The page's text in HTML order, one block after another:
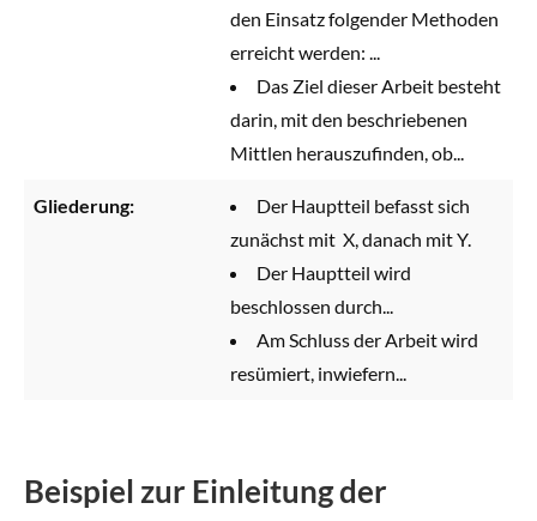
den Einsatz folgender Methoden
erreicht werden: ...
Das Ziel dieser Arbeit besteht
darin, mit den beschriebenen
Mittlen herauszufinden, ob...
Gliederung:
Der Hauptteil befasst sich
zunächst mit X, danach mit Y.
Der Hauptteil wird
beschlossen durch...
Am Schluss der Arbeit wird
resümiert, inwiefern...
Beispiel zur Einleitung der